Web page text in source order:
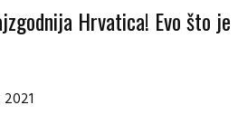
Hrvatica! Evo što je
2021